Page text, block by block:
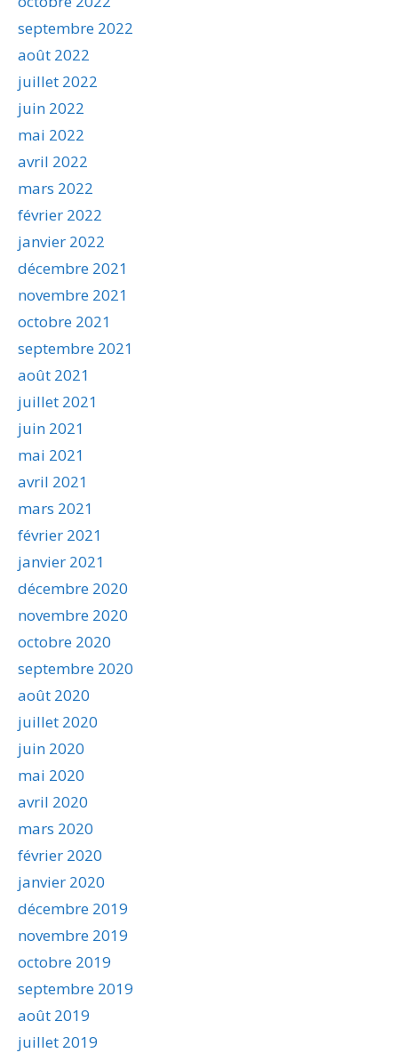
septembre 2022
août 2022
juillet 2022
juin 2022
mai 2022
avril 2022
mars 2022
février 2022
janvier 2022
décembre 2021
novembre 2021
octobre 2021
septembre 2021
août 2021
juillet 2021
juin 2021
mai 2021
avril 2021
mars 2021
février 2021
janvier 2021
décembre 2020
novembre 2020
octobre 2020
septembre 2020
août 2020
juillet 2020
juin 2020
mai 2020
avril 2020
mars 2020
février 2020
janvier 2020
décembre 2019
novembre 2019
octobre 2019
septembre 2019
août 2019
juillet 2019